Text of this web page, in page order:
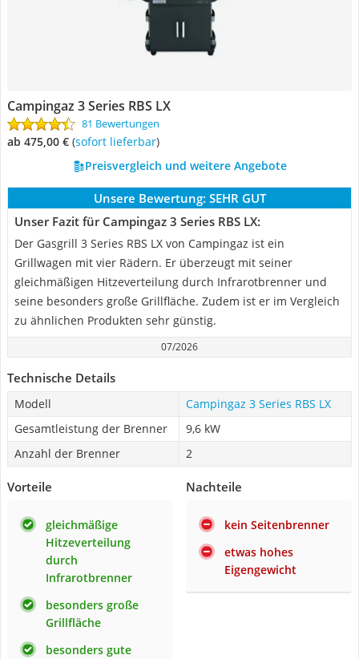
Campingaz 3 Series RBS LX
81 Bewertungen
ab 475,00 € ( Sofort lieferbar)
Preisvergleich und weitere Angebote
Unsere Bewertung: SEHR GUT
Unser Fazit für Campingaz 3 Series RBS LX:
Der Gasgrill 3 Series RBS LX von Campingaz ist ein
Grillwagen mit vier Rädern. Er überzeugt mit seiner
gleichmäßigen Hitzeverteilung durch Infrarotbrenner und
seine besonders große Grillfläche. Zudem ist er im Vergleich
zu ähnlichen Produkten sehr günstig.
07/2026
Technische Details
Modell
Campingaz 3 Series RBS LX
Gesamtleistung der Brenner
9,6 kW
Anzahl der Brenner
2
Vorteile
gleichmäßige
Hitzeverteilung
durch
Infrarotbrenner
besonders große
Grillfläche
besonders gute
Nachteile
kein Seitenbrenner
etwas hohes
Eigengewicht